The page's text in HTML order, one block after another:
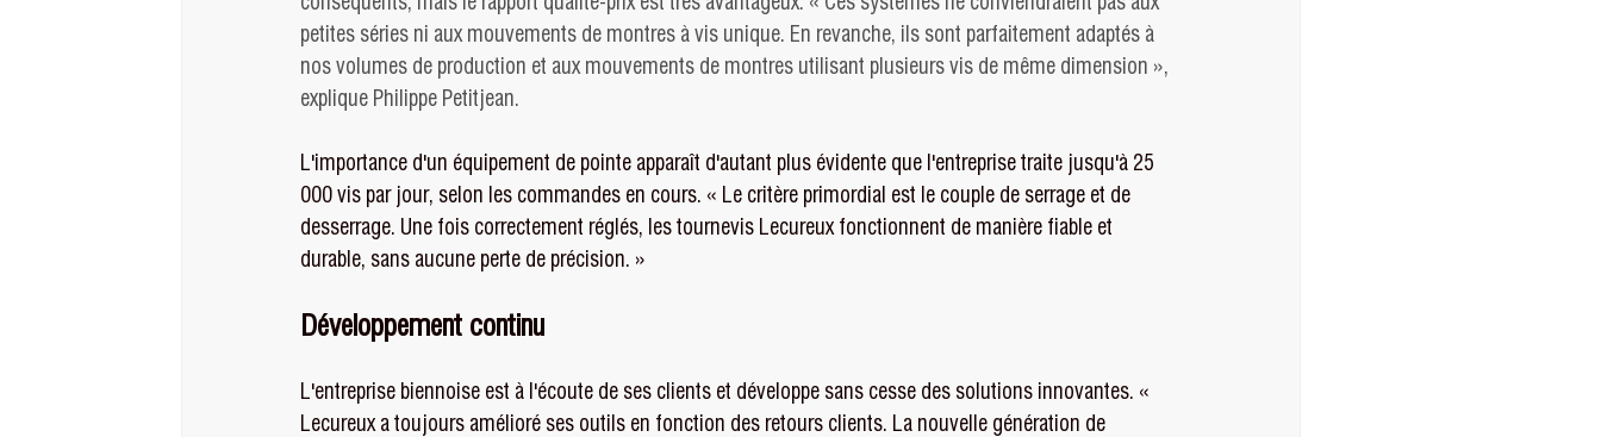
petites séries ni aux mouvements de montres à vis unique. En revanche, ils sont parfaitement adaptés à
nos volumes de production et aux mouvements de montres utilisant plusieurs vis de même dimension »,
explique Philippe Petitjean.
L'importance d'un équipement de pointe apparaît d'autant plus évidente que l'entreprise traite jusqu'à 25
000 vis par jour, selon les commandes en cours. « Le critère primordial est le couple de serrage et de
desserrage. Une fois correctement réglés, les tournevis Lecureux fonctionnent de manière fiable et
durable, sans aucune perte de précision. »
Développement continu
L'entreprise biennoise est à l'écoute de ses clients et développe sans cesse des solutions innovantes. «
Lecureux a toujours amélioré ses outils en fonction des retours clients. La nouvelle génération de